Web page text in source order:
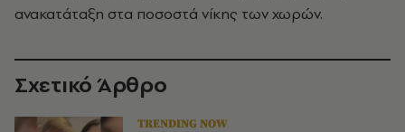
ανακατάταξη στα ποσοστά νίκης των χωρών.
Σχετικό Άρθρο
TRENDING NOW